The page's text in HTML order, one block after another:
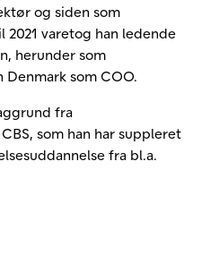
og siden som
2021 varetog han ledende
herunder som
som COO.
fra
som han har suppleret
fra bl.a.